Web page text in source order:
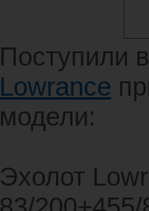
Поступили
Lowrance
модели:
Эхолот